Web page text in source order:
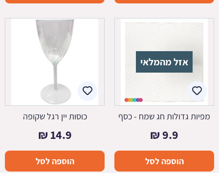
אזל מהמלאי
מפיות גדולות חג שמח - כסף
9.9
₪
הוספה לסל
כוסות יין רגל שקופה
14.9
₪
הוספה לסל